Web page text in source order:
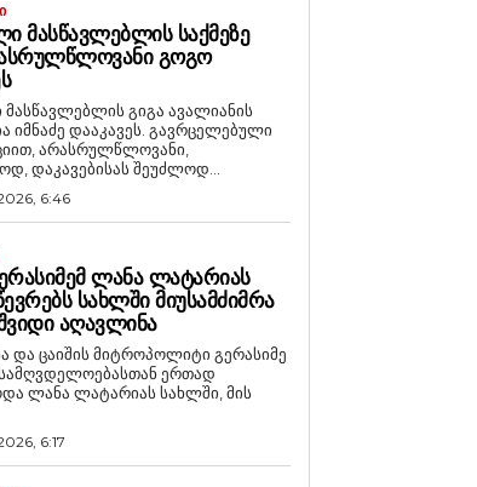
ᲛᲐᲡᲬᲐᲕᲚᲔᲑᲚᲘᲡ ᲡᲐᲥᲛᲔᲖᲔ
ᲒᲝᲒᲝ
გიგა ავალიანის
იმნაძე დააკავეს. გავრცელებული
არასრულწლოვანი,
დაკავებისას შეუძლოდ...
6:46
ᲚᲐᲜᲐ ᲚᲐᲢᲐᲠᲘᲐᲡ
ᲡᲐᲮᲚᲨᲘ ᲛᲘᲣᲡᲐᲛᲫᲘᲛᲠᲐ
ᲐᲦᲐᲕᲚᲘᲜᲐ
და ცაიშის მიტროპოლიტი გერასიმე
სამღვდელოებასთან ერთად
ლანა ლატარიას სახლში, მის
6:17